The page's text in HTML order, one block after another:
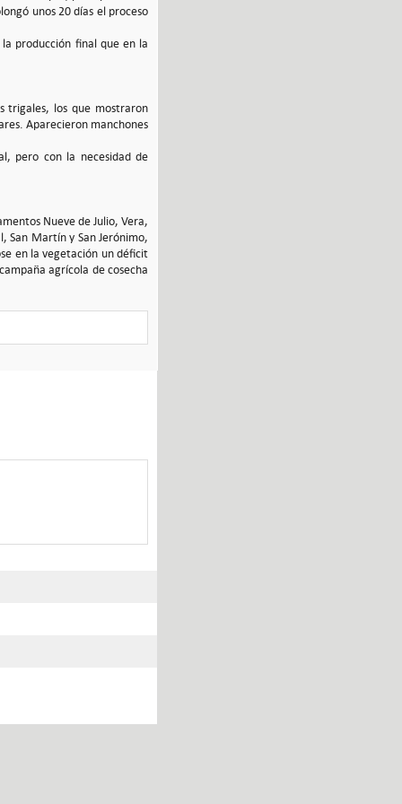
unos 20 días el proceso
producción final que en la
trigales, los que mostraron
Aparecieron manchones
pero con la necesidad de
Nueve de Julio, Vera,
San Martín y San Jerónimo,
en la vegetación un déficit
agrícola de cosecha